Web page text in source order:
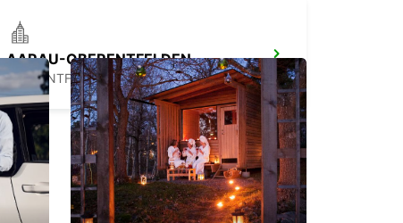
AARAU-OBERENTFELDEN
OBERENTFELDEN - SWITZERLAND